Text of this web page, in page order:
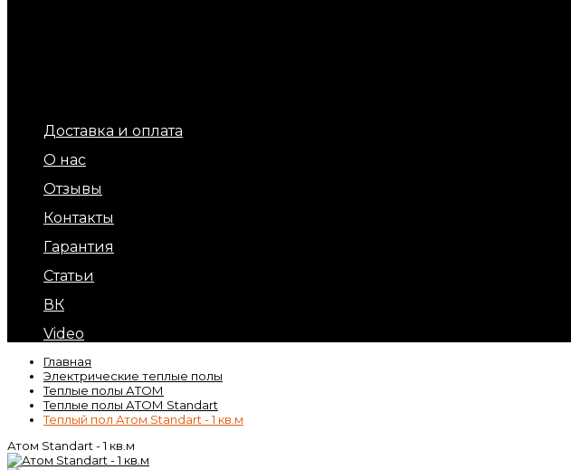
Доставка и оплата
О нас
Отзывы
Контакты
Гарантия
Статьи
ВК
Video
Главная
Электрические теплые полы
Теплые полы АТОМ
Теплые полы АТОМ Standart
Теплый пол Атом Standart - 1 кв.м
Атом Standart - 1 кв.м